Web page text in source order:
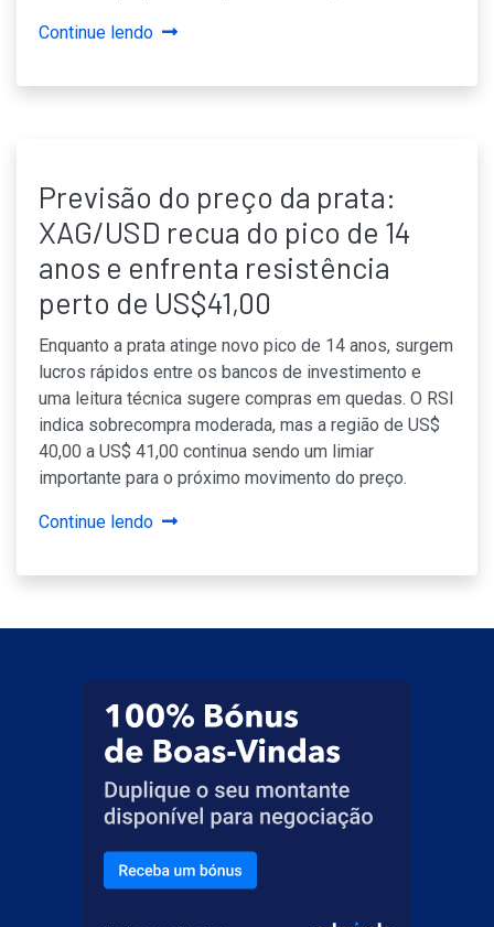
Continue lendo
Previsão do preço da prata:
XAG/USD recua do pico de 14
anos e enfrenta resistência
perto de US$41,00
Enquanto a prata atinge novo pico de 14 anos, surgem
lucros rápidos entre os bancos de investimento e
uma leitura técnica sugere compras em quedas. O RSI
indica sobrecompra moderada, mas a região de US$
40,00 a US$ 41,00 continua sendo um limiar
importante para o próximo movimento do preço.
Continue lendo